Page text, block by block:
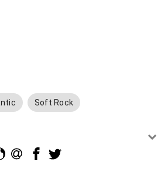
Soft Rock